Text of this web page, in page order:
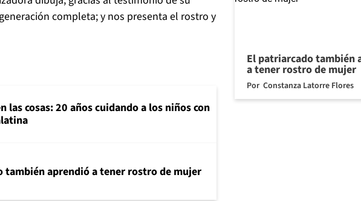
completa; y nos presenta el rostro y
las cosas: 20 años cuidando a los niños con
también aprendió a tener rostro de mujer
El patriarcado también
a tener rostro de mujer
Por Constanza Latorre Flores